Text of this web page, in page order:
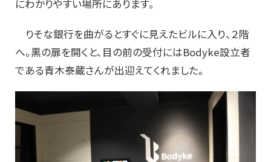
にわかりやすい場所にあります。
りそな銀行を曲がるとすぐに見えたビルに入り、２階
へ。黒の扉を開くと、目の前の受付にはBodyke設立者
である青木泰蔵さんが出迎えてくれました。